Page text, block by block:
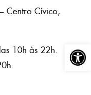
Abrir
Centro Cívico,
10h às 22h.